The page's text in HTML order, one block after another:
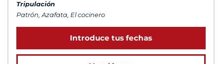
Tripulación
Patrón, Azafata, El cocinero
Introduce tus fechas